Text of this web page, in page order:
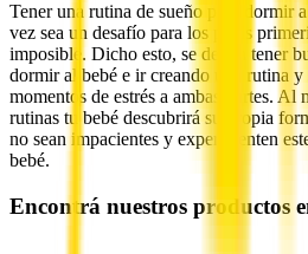
Tener una rutina de sueño para dormir
vez sea un desafío para los papis
imposible. Dicho esto, se deben tener
dormir al bebé e ir creando una rutina
momentos de estrés a ambas partes. Al
rutinas tu bebé descubrirá su propia
no sean impacientes y experimenten
bebé.
Encontrá nuestros productos